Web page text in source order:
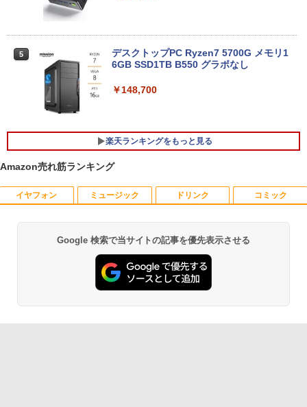
＼8月限定エントリーでP10倍／【中古】
Lenovo レノボ ThinkPad L390 20NSS2
料無料
￥22,770
5
デスクトップPC Ryzen7 5700G メモリ1
6GB SSD1TB B550 グラボなし
￥148,700
楽天ランキングをもっと見る
1
＼500円OFFクーポンあり！／ モバイル
スプレイ VESA対応 コスパ デュアルモニ
ター サブモニター ゲーミングモニター
ートワーク IPS mini pc ミニPC 多デバ
イス対応 ブラック
1
はなコミ！ ～となりにアイドル～ [ 大
￥1,760
Amazon売れ筋ランキング
イヤフォン
Anker Soundcore P40i オフホワイト
￥7,990
ミュージック
BRUCE WAYNE feat. Flo Milli, ATL Jacob
[Explicit]
￥250
ドリンク
【Amazon.co.jp限定】 い・ろ・は・す 2L P
ET ラベルレス ×8本
￥1,112
コミック
薬屋のひとりごと 17巻 (デジタル版ビッグガ
ンガンコミックス)
￥770
Google 検索で当サイトの記事を優先表示させる